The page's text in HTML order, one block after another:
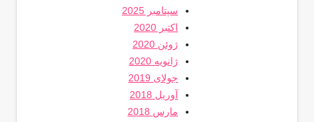
سپتامبر 2025
اکتبر 2020
ژوئن 2020
ژانویه 2020
جولای 2019
آوریل 2018
مارس 2018